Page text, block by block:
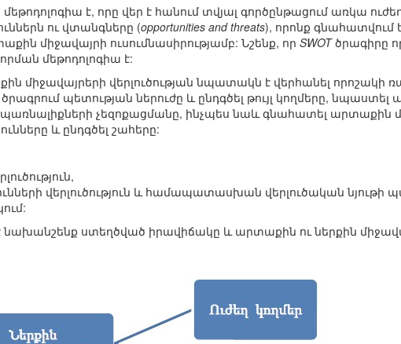
է, որը վեր է հանում տվյալ գործընթացում առկա ուժեղ
ու վտանգները (opportunities and threats), որոնք գնահատվում
միջավայրի ուսումնասիրությամբ: Նշենք, որ SWOTծրագիրը
մեթոդոլոգիա է:
միջավայրերի վերլուծության նպատակն է վերհանել որոշակի
պետության ներուժը և ընդգծել թույլ կողմերը, նպաստել
չեզոքացմանը, ինչպես նաև գնահատել արտաքին
և ընդգծել շահերը:
վերլուծություն և համապատասխան վերլուծական նյութի
նախանշենք ստեղծված իրավիճակը և արտաքին ու ներքին